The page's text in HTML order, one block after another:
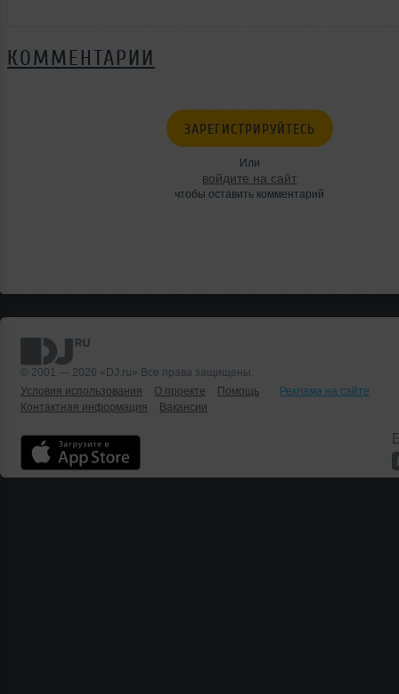
КОММЕНТАРИИ
ЗАРЕГИСТРИРУЙТЕСЬ
Или
войдите на сайт
чтобы оставить комментарий
© 2001 — 2026 «DJ.ru» Все права защищены.
Условия использования
О проекте Помощь
Реклама на сайте
Контактная информация
Вакансии